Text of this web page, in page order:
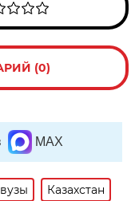
(0)
MAX
Казахстан